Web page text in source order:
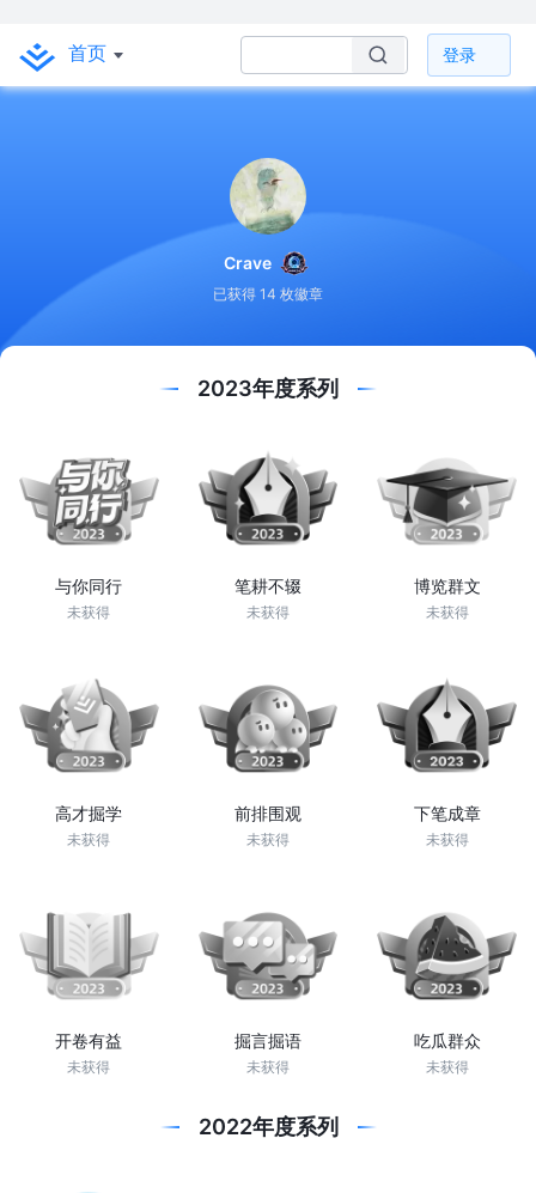
首页 登录
Crave
已获得 14 枚徽章
2023年度系列
与你同行
未获得
笔耕不辍
未获得
博览群文
未获得
高才掘学
未获得
前排围观
未获得
下笔成章
未获得
开卷有益
未获得
掘言掘语
未获得
吃瓜群众
未获得
2022年度系列